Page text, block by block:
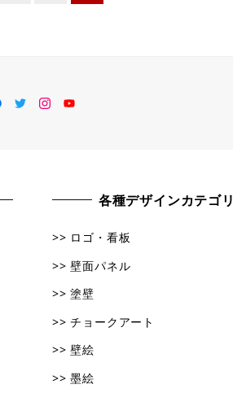
facebook
TwitterInstagram
YouTube
各種デザインカテゴリ
>> ロゴ・看板
>> 壁面パネル
>> 塗壁
>> チョークアート
>> 壁絵
>> 墨絵